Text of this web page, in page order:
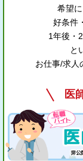
希望
好条件
1年後・
と
お仕事/求人
医